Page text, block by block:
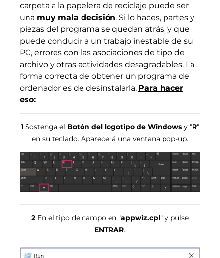
carpeta a la papelera de reciclaje puede ser
una muy mala decisión. Si lo haces, partes y
piezas del programa se quedan atrás, y que
puede conducir a un trabajo inestable de su
PC, errores con las asociaciones de tipo de
archivo y otras actividades desagradables. La
forma correcta de obtener un programa de
ordenador es de desinstalarla. Para hacer
eso:
1Sostenga el Botón del logotipo de Windowsy "R"
en su teclado. Aparecerá una ventana pop-up.
2En el tipo de campo en "appwiz.cpl" y pulse
ENTRAR.